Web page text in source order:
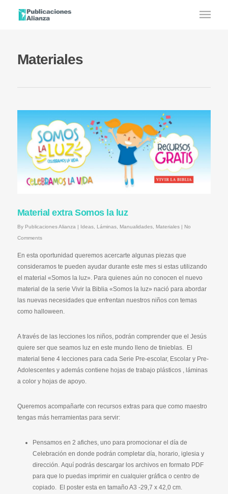
Materiales
Material extra Somos la luz
By Publicaciones Alianza | Ideas, Láminas, Manualidades, Materiales | No
Comments
En esta oportunidad queremos acercarte algunas piezas que
consideramos te pueden ayudar durante este mes si estas utilizando
el material «Somos la luz». Para quienes aún no conocen el nuevo
material de la serie Vivir la Biblia «Somos la luz» nació para abordar
las nuevas necesidades que enfrentan nuestros niños con temas
como halloween.
A través de las lecciones los niños, podrán comprender que el Jesús
quiere ser que seamos luz en este mundo lleno de tinieblas. El
material tiene 4 lecciones para cada Serie Pre-escolar, Escolar y Pre-
Adolescentes y además contiene hojas de trabajo plásticos , láminas
a color y hojas de apoyo.
Queremos acompañarte con recursos extras para que como maestro
tengas más herramientas para servir:
Pensamos en 2 afiches, uno para promocionar el día de
Celebración en donde podrán completar día, horario, iglesia y
dirección. Aquí podrás descargar los archivos en formato PDF
para que lo puedas imprimir en cualquier gráfica o centro de
copiado. El poster esta en tamaño A3 -29,7 x 42,0 cm.